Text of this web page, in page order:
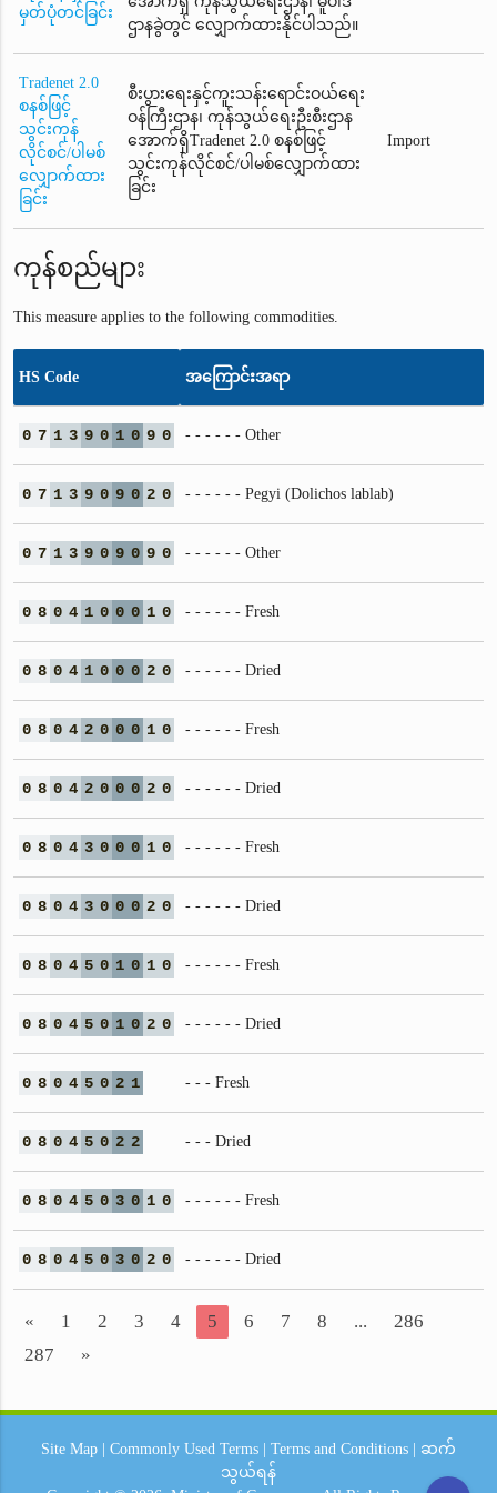
မှတ်ပုံတင်ခြင်း
ဌာနခွဲတွင် လျှောက်ထားနိုင်ပါသည်။
Tradenet 2.0
စနစ်ဖြင့်
သွင်းကုန်
လိုင်စင်/ပါမစ်
လျှောက်ထား
ခြင်း
စီးပွားရေးနှင့်ကူးသန်းရောင်းဝယ်ရေး
ဝန်ကြီးဌာန၊ ကုန်သွယ်ရေးဦးစီးဌာန
အောက်ရှိTradenet 2.0 စနစ်ဖြင့်
သွင်းကုန်လိုင်စင်/ပါမစ်လျှောက်ထား
ခြင်း
Import
ကုန်စည်များ
This measure applies to the following commodities.
HS Code အကြောင်းအရာ
0 7 1 3 9 0 1 0 9 0 - - - - - - Other
0 7 1 3 9 0 9 0 2 0 - - - - - - Pegyi (Dolichos lablab)
0 7 1 3 9 0 9 0 9 0 - - - - - - Other
0 8 0 4 1 0 0 0 1 0 - - - - - - Fresh
0 8 0 4 1 0 0 0 2 0 - - - - - - Dried
0 8 0 4 2 0 0 0 1 0 - - - - - - Fresh
0 8 0 4 2 0 0 0 2 0 - - - - - - Dried
0 8 0 4 3 0 0 0 1 0 - - - - - - Fresh
0 8 0 4 3 0 0 0 2 0 - - - - - - Dried
0 8 0 4 5 0 1 0 1 0 - - - - - - Fresh
0 8 0 4 5 0 1 0 2 0 - - - - - - Dried
0 8 0 4 5 0 2 1 - - - Fresh
0 8 0 4 5 0 2 2 - - - Dried
0 8 0 4 5 0 3 0 1 0 - - - - - - Fresh
0 8 0 4 5 0 3 0 2 0 - - - - - - Dried
« 1 2 3 4 5 6 7 8 ...
286
287
»
Site Map Commonly Used Terms Terms and Conditions
ဆက်
သွယ်ရန်